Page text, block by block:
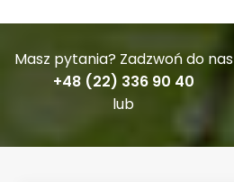
Masz pytania? Zadzwoń do nas
+48 (22) 336 90 40
lub